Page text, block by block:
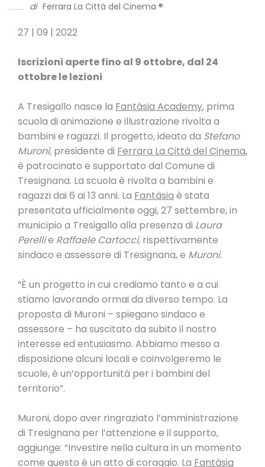
di Ferrara La Città del Cinema ®
27 | 09 | 2022
Iscrizioni aperte fino al 9 ottobre, dal 24
ottobre le lezioni
A Tresigallo nasce la Fantàsia Academy, prima
scuola di animazione e illustrazione rivolta a
bambini e ragazzi. Il progetto, ideato da Stefano
Muroni, presidente di Ferrara La Città del Cinema,
è patrocinato e supportato dal Comune di
Tresignana. La scuola è rivolta a bambini e
ragazzi dai 6 ai 13 anni. La Fantàsia è stata
presentata ufficialmente oggi, 27 settembre, in
municipio a Tresigallo alla presenza di Laura
Perellie Raffaele Cartocci, rispettivamente
sindaco e assessore di Tresignana, e Muroni.
“È un progetto in cui crediamo tanto e a cui
stiamo lavorando ormai da diverso tempo. La
proposta di Muroni – spiegano sindaco e
assessore – ha suscitato da subito il nostro
interesse ed entusiasmo. Abbiamo messo a
disposizione alcuni locali e coinvolgeremo le
scuole, è un’opportunità per i bambini del
territorio”.
Muroni, dopo aver ringraziato l’amministrazione
di Tresignana per l’attenzione e il supporto,
aggiunge: “Investire nella cultura in un momento
come questo è un atto di coraggio. La Fantàsia